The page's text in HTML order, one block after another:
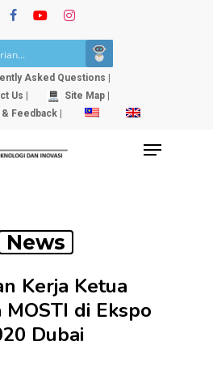
facebookyoutubeinstagram
Asked Questions |
Us |
Site Map |
Feedback |
Menu
News
Kerja Ketua
MOSTI di Ekspo
Dubai